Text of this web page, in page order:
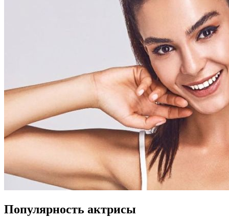
Популярность актрисы